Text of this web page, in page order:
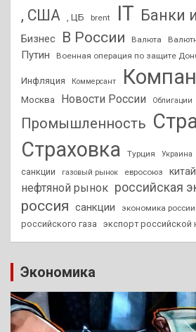
, США , ЦБ brent IT Банки
Бизнес В России Валюта
Путин
Военная операция по защите
Инфляция Коммерсант
Москва Новости России Облигации
Промышленность
Страховка
Турция Украина
санкции
газовый рынок евросоюз китай
нефтяной рынок российская
россия санкции экономика россии
российского газа
экспорт российской
Экономика